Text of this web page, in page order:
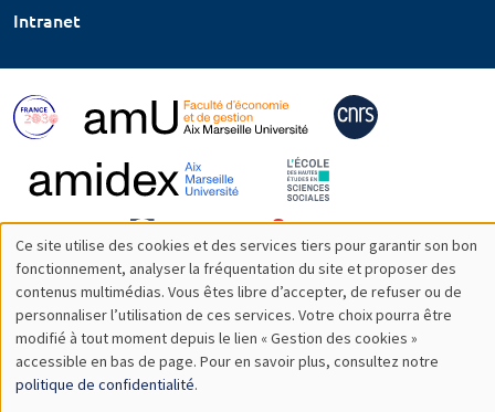
Intranet
Utilisation
des
données
personnelles
Ce site utilise des cookies et des services tiers pour garantir son bon
fonctionnement, analyser la fréquentation du site et proposer des
contenus multimédias. Vous êtes libre d’accepter, de refuser ou de
personnaliser l’utilisation de ces services. Votre choix pourra être
modifié à tout moment depuis le lien « Gestion des cookies »
accessible en bas de page. Pour en savoir plus, consultez notre
politique de confidentialité.